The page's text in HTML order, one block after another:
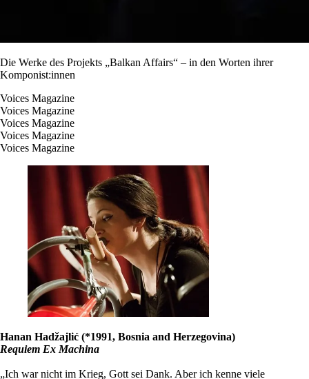
Die Werke des Projekts „Balkan Affairs“ – in den Worten ihrer
Komponist:innen
Voices Magazine
Voices Magazine
Voices Magazine
Voices Magazine
Voices Magazine
Hanan Hadžajlić (*1991, Bosnia and Herzegovina)
Requiem Ex Machina
„Ich war nicht im Krieg, Gott sei Dank. Aber ich kenne viele